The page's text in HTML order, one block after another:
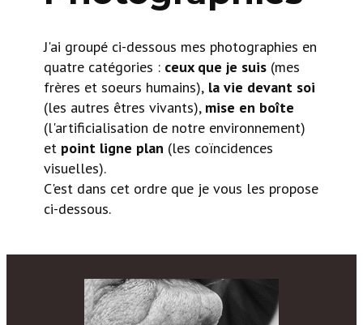
J'ai groupé ci-dessous mes photographies en
quatre catégories : ceux que je suis (mes
frères et soeurs humains), la vie devant soi
(les autres êtres vivants), mise en boîte
(l'artificialisation de notre environnement)
et point ligne plan (les coïncidences
visuelles).
C'est dans cet ordre que je vous les propose
ci-dessous.